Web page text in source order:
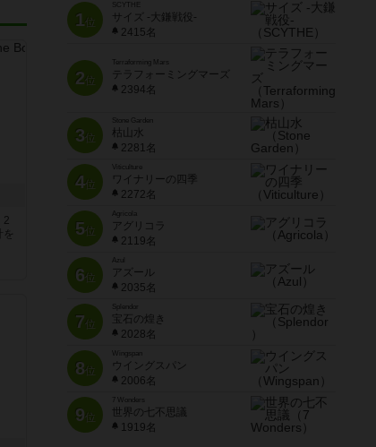
2
を
1位
SCYTHE
サイズ -大鎌戦役-
2415名
2位
Terraforming Mars
テラフォーミングマーズ
2394名
3位
Stone Garden
枯山水
2281名
4位
Viticulture
ワイナリーの四季
2272名
5位
Agricola
アグリコラ
2119名
6位
Azul
アズール
2035名
7位
宝石の煌き
2028名
8位
Wingspan
ウイングスパン
2006名
9位
7 Wonders
世界の七不思議
1919名